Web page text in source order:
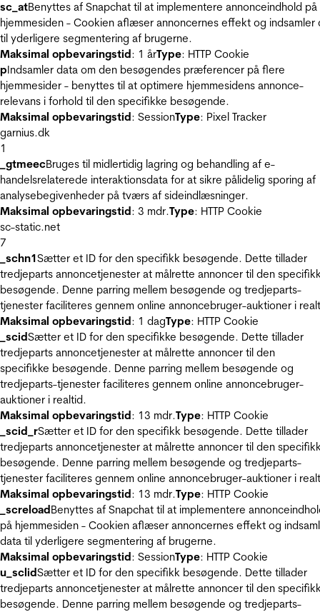
sc_atBenyttes af Snapchat til at implementere annonceindhold på
hjemmesiden - Cookien aflæser annoncernes effekt og indsamler
til yderligere segmentering af brugerne.
Maksimal opbevaringstid: 1 årType: HTTP Cookie
pIndsamler data om den besøgendes præferencer på flere
hjemmesider - benyttes til at optimere hjemmesidens annonce-
relevans i forhold til den specifikke besøgende.
Maksimal opbevaringstid: SessionType: Pixel Tracker
garnius.dk
1
_gtmeecBruges til midlertidig lagring og behandling af e-
handelsrelaterede interaktionsdata for at sikre pålidelig sporing af
analysebegivenheder på tværs af sideindlæsninger.
Maksimal opbevaringstid: 3 mdr.Type: HTTP Cookie
sc-static.net
7
_schn1Sætter et ID for den specifikk besøgende. Dette tillader
tredjeparts annoncetjenester at målrette annoncer til den
besøgende. Denne parring mellem besøgende og tredjeparts-
tjenester faciliteres gennem online annoncebruger-auktioner i
Maksimal opbevaringstid: 1 dagType: HTTP Cookie
_scidSætter et ID for den specifikke besøgende. Dette tillader
tredjeparts annoncetjenester at målrette annoncer til den
specifikke besøgende. Denne parring mellem besøgende og
tredjeparts-tjenester faciliteres gennem online annoncebruger-
auktioner i realtid.
Maksimal opbevaringstid: 13 mdr.Type: HTTP Cookie
_scid_rSætter et ID for den specifikk besøgende. Dette tillader
tredjeparts annoncetjenester at målrette annoncer til den
besøgende. Denne parring mellem besøgende og tredjeparts-
tjenester faciliteres gennem online annoncebruger-auktioner i
Maksimal opbevaringstid: 13 mdr.Type: HTTP Cookie
_screloadBenyttes af Snapchat til at implementere
på hjemmesiden - Cookien aflæser annoncernes effekt og
data til yderligere segmentering af brugerne.
Maksimal opbevaringstid: SessionType: HTTP Cookie
u_sclidSætter et ID for den specifikk besøgende. Dette tillader
tredjeparts annoncetjenester at målrette annoncer til den
besøgende. Denne parring mellem besøgende og tredjeparts-